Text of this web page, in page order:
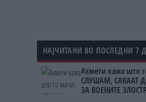
НАЈЧИТАНИ ВО ПОСЛЕДНИ 7
Ахмети кажа што
СЛУШАМ, САКААТ
ЗА ВОЕНИТЕ